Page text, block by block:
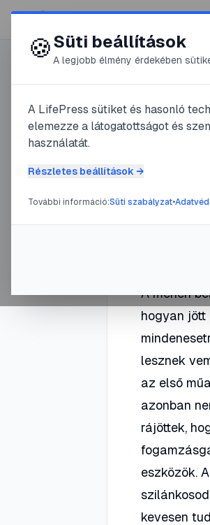
😍 LifePress
@
A méhen
hogyan jött
lesznek
az első
azonban
rájöttek,
eszközök.
kevesen
🍪Süti beállítások
A legjobb élmény érdekében
A LifePress sütiket és hasonló
elemezze a látogatottságot és
használatát.
Részletes beállítások →
További információ:Süti szabályzat•